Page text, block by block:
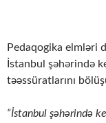
Pedaqogika elmləri
İstanbul şəhərində
təəssüratlarını
“İstanbul şəhərində